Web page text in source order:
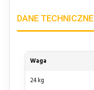
DANE TECHNICZNE
Waga
24 kg